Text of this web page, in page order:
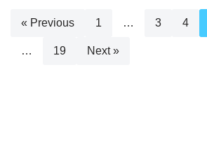
« Previous 1 … 3 4
… 19 Next »